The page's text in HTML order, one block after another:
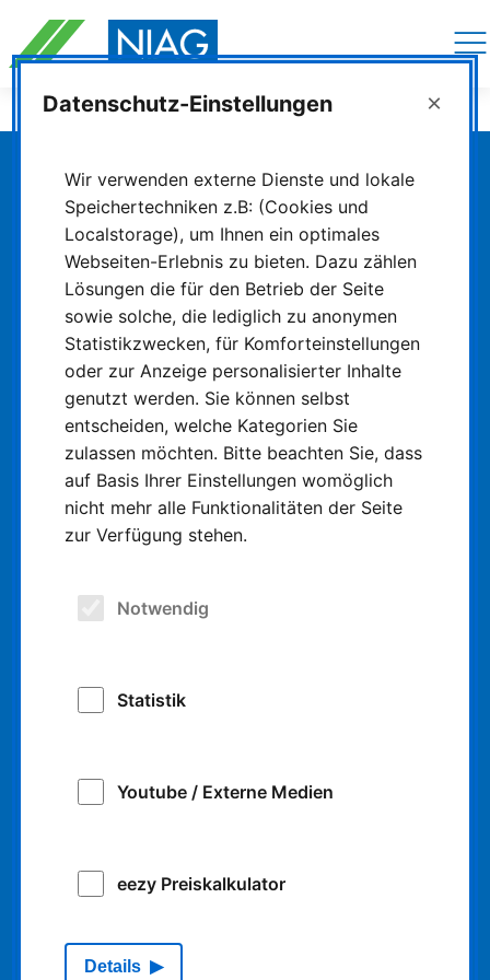
überspringen
Die schlaue Nummerfür Bus & Bahn!
0800 6504030
Ihre persönliche und telefonische
Fahrplanauskunft für Bus & Bahn in NRW. 24
Stunden täglich, sieben Tage die Woche
erreichbar. (Kostenfrei aus allen deutschen
Netzen).
Fahrplan
Ticket-Shop
Logistik
Datenschutz
Datenschutz-Einstellungen ×
Wir verwenden externe Dienste und lokale
Speichertechniken z.B: (Cookies und
Localstorage), um Ihnen ein optimales
Webseiten-Erlebnis zu bieten. Dazu zählen
Lösungen die für den Betrieb der Seite
sowie solche, die lediglich zu anonymen
Statistikzwecken, für Komforteinstellungen
oder zur Anzeige personalisierter Inhalte
genutzt werden. Sie können selbst
entscheiden, welche Kategorien Sie
zulassen möchten. Bitte beachten Sie, dass
auf Basis Ihrer Einstellungen womöglich
nicht mehr alle Funktionalitäten der Seite
zur Verfügung stehen.
Notwendig
Statistik
Youtube / Externe Medien
eezy Preiskalkulator
Details